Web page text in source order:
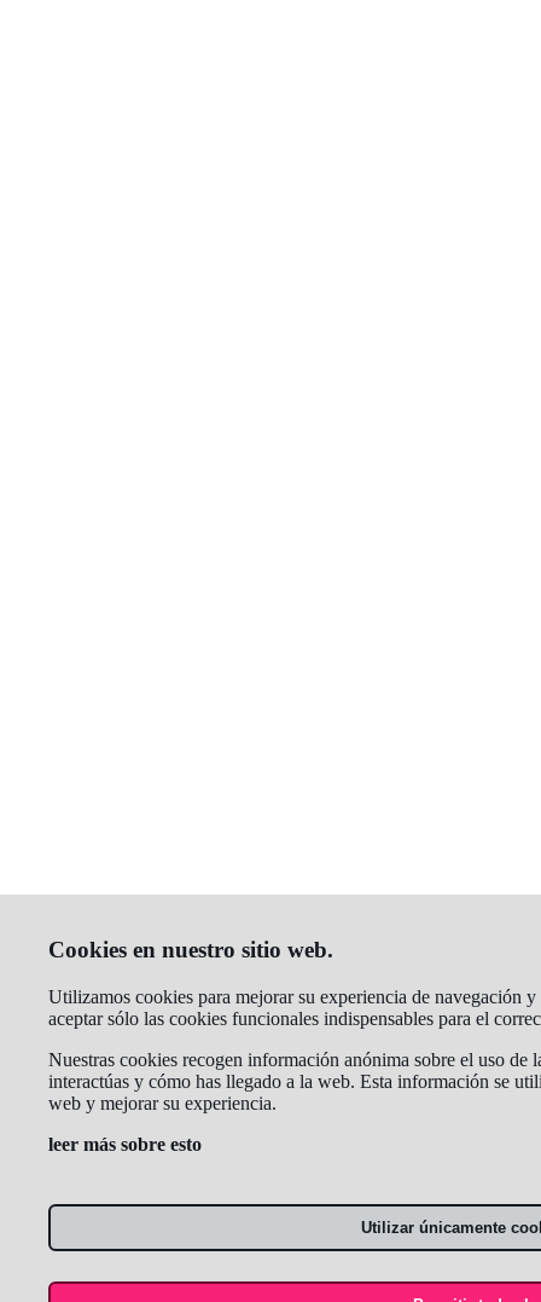
Cookies en nuestro sitio web.
Utilizamos cookies para mejorar su experiencia de navegación
aceptar sólo las cookies funcionales indispensables para el
Nuestras cookies recogen información anónima sobre el uso de
interactúas y cómo has llegado a la web. Esta información se
web y mejorar su experiencia.
leer más sobre esto
Utilizar únicamente